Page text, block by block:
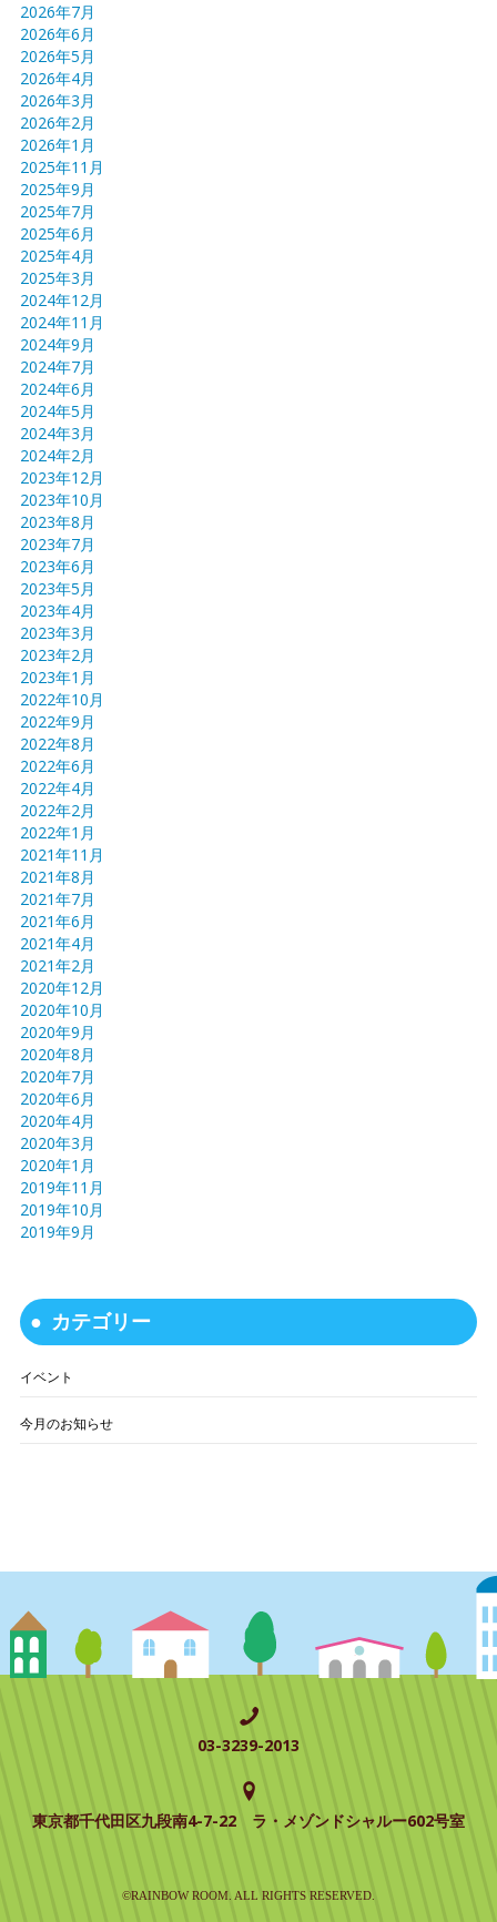
2026年7月
2026年6月
2026年5月
2026年4月
2026年3月
2026年2月
2026年1月
2025年11月
2025年9月
2025年7月
2025年6月
2025年4月
2025年3月
2024年12月
2024年11月
2024年9月
2024年7月
2024年6月
2024年5月
2024年3月
2024年2月
2023年12月
2023年10月
2023年8月
2023年7月
2023年6月
2023年5月
2023年4月
2023年3月
2023年2月
2023年1月
2022年10月
2022年9月
2022年8月
2022年6月
2022年4月
2022年2月
2022年1月
2021年11月
2021年8月
2021年7月
2021年6月
2021年4月
2021年2月
2020年12月
2020年10月
2020年9月
2020年8月
2020年7月
2020年6月
2020年4月
2020年3月
2020年1月
2019年11月
2019年10月
2019年9月
カテゴリー
イベント
今月のお知らせ
03-3239-2013
東京都千代田区九段南4-7-22 ラ・メゾンドシャルー602号室
©RAINBOW ROOM. ALL RIGHTS RESERVED.